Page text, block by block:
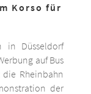
Korso für
in Düsseldorf
auf Bus
Rheinbahn
der